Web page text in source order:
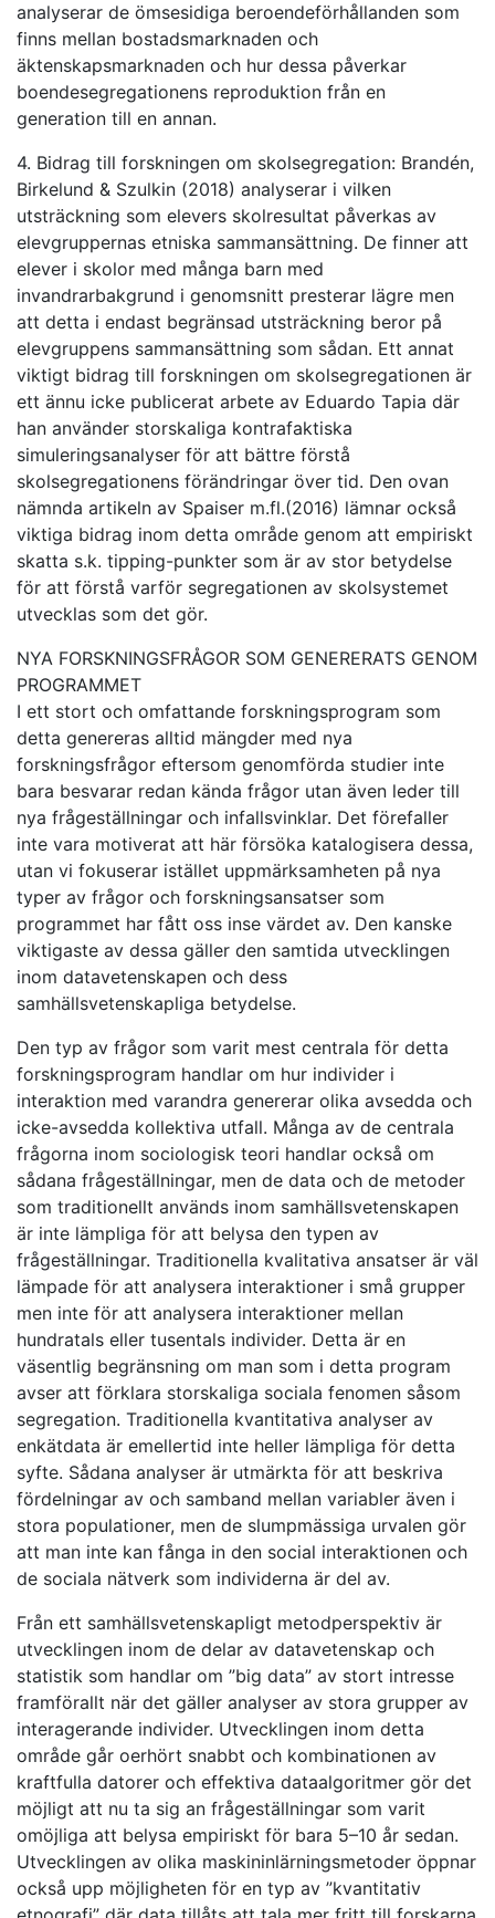
analyserar de ömsesidiga beroendeförhållanden som
finns mellan bostadsmarknaden och
äktenskapsmarknaden och hur dessa påverkar
boendesegregationens reproduktion från en
generation till en annan.
4. Bidrag till forskningen om skolsegregation: Brandén,
Birkelund & Szulkin (2018) analyserar i vilken
utsträckning som elevers skolresultat påverkas av
elevgruppernas etniska sammansättning. De finner att
elever i skolor med många barn med
invandrarbakgrund i genomsnitt presterar lägre men
att detta i endast begränsad utsträckning beror på
elevgruppens sammansättning som sådan. Ett annat
viktigt bidrag till forskningen om skolsegregationen är
ett ännu icke publicerat arbete av Eduardo Tapia där
han använder storskaliga kontrafaktiska
simuleringsanalyser för att bättre förstå
skolsegregationens förändringar över tid. Den ovan
nämnda artikeln av Spaiser m.fl.(2016) lämnar också
viktiga bidrag inom detta område genom att empiriskt
skatta s.k. tipping-punkter som är av stor betydelse
för att förstå varför segregationen av skolsystemet
utvecklas som det gör.
NYA FORSKNINGSFRÅGOR SOM GENERERATS GENOM
PROGRAMMET
I ett stort och omfattande forskningsprogram som
detta genereras alltid mängder med nya
forskningsfrågor eftersom genomförda studier inte
bara besvarar redan kända frågor utan även leder till
nya frågeställningar och infallsvinklar. Det förefaller
inte vara motiverat att här försöka katalogisera dessa,
utan vi fokuserar istället uppmärksamheten på nya
typer av frågor och forskningsansatser som
programmet har fått oss inse värdet av. Den kanske
viktigaste av dessa gäller den samtida utvecklingen
inom datavetenskapen och dess
samhällsvetenskapliga betydelse.
Den typ av frågor som varit mest centrala för detta
forskningsprogram handlar om hur individer i
interaktion med varandra genererar olika avsedda och
icke-avsedda kollektiva utfall. Många av de centrala
frågorna inom sociologisk teori handlar också om
sådana frågeställningar, men de data och de metoder
som traditionellt används inom samhällsvetenskapen
är inte lämpliga för att belysa den typen av
frågeställningar. Traditionella kvalitativa ansatser är väl
lämpade för att analysera interaktioner i små grupper
men inte för att analysera interaktioner mellan
hundratals eller tusentals individer. Detta är en
väsentlig begränsning om man som i detta program
avser att förklara storskaliga sociala fenomen såsom
segregation. Traditionella kvantitativa analyser av
enkätdata är emellertid inte heller lämpliga för detta
syfte. Sådana analyser är utmärkta för att beskriva
fördelningar av och samband mellan variabler även i
stora populationer, men de slumpmässiga urvalen gör
att man inte kan fånga in den social interaktionen och
de sociala nätverk som individerna är del av.
Från ett samhällsvetenskapligt metodperspektiv är
utvecklingen inom de delar av datavetenskap och
statistik som handlar om ”big data” av stort intresse
framförallt när det gäller analyser av stora grupper av
interagerande individer. Utvecklingen inom detta
område går oerhört snabbt och kombinationen av
kraftfulla datorer och effektiva dataalgoritmer gör det
möjligt att nu ta sig an frågeställningar som varit
omöjliga att belysa empiriskt för bara 5–10 år sedan.
Utvecklingen av olika maskininlärningsmetoder öppnar
också upp möjligheten för en typ av ”kvantitativ